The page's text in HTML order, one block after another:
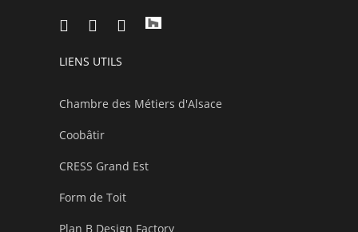
LIENS UTILS
Chambre des Métiers d'Alsace
Coobâtir
CRESS Grand Est
Form de Toit
Plan B Design Factory